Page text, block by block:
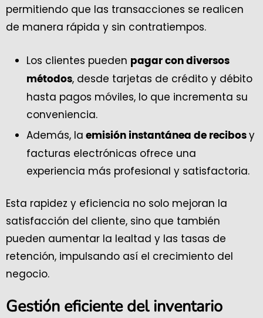
permitiendo que las transacciones se realicen
de manera rápida y sin contratiempos.
Los clientes pueden pagar con diversos
métodos, desde tarjetas de crédito y débito
hasta pagos móviles, lo que incrementa su
conveniencia.
Además, la emisión instantánea de recibos y
facturas electrónicas ofrece una
experiencia más profesional y satisfactoria.
Esta rapidez y eficiencia no solo mejoran la
satisfacción del cliente, sino que también
pueden aumentar la lealtad y las tasas de
retención, impulsando así el crecimiento del
negocio.
Gestión eficiente del inventario